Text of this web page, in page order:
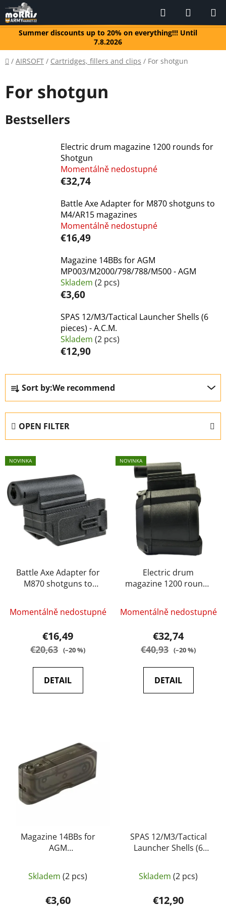
Skip
to
contentSummer discounts up to 20% on everything!!! Until
7.8.2026
Search
CART
Home
/ AIRSOFT / Cartridges, fillers and clips / For shotgun
For shotgun
Bestsellers
Electric drum magazine 1200 rounds for
Shotgun
Momentálně nedostupné
€32,74
Battle Axe Adapter for M870 shotguns to
M4/AR15 magazines
Momentálně nedostupné
€16,49
Magazine 14BBs for AGM
MP003/M2000/798/788/M500 - AGM
Skladem (2 pcs)
€3,60
SPAS 12/M3/Tactical Launcher Shells (6
pieces) - A.C.M.
Skladem (2 pcs)
€12,90
P
o
d
u
c
t
o
r
Sort by:We recommend
OPEN FILTER
L
i
s
t
o
NOVINKA
Battle Axe Adapter for
M870 shotguns to
Momentálně nedostupné
€16,49
€20,63 (–20 %)
DETAIL
NOVINKA
Electric drum
magazine 1200 rounds
Momentálně nedostupné
€32,74
€40,93 (–20 %)
DETAIL
Magazine 14BBs for
AGM
- AGM
Skladem (2 pcs)
€3,60
SPAS 12/M3/Tactical
Launcher Shells (6
Skladem (2 pcs)
€12,90